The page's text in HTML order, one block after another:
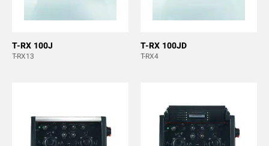
T-RX 100J
T-RX13
T-RX 100JD
T-RX4